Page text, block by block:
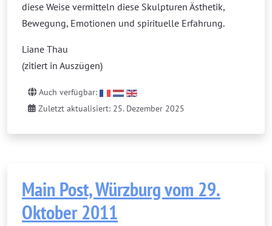
diese Weise vermitteln diese Skulpturen Ästhetik,
Bewegung, Emotionen und spirituelle Erfahrung.
Liane Thau
(zitiert in Auszügen)
Auch verfügbar:
Zuletzt aktualisiert: 25. Dezember 2025
Main Post, Würzburg vom 29.
Oktober 2011